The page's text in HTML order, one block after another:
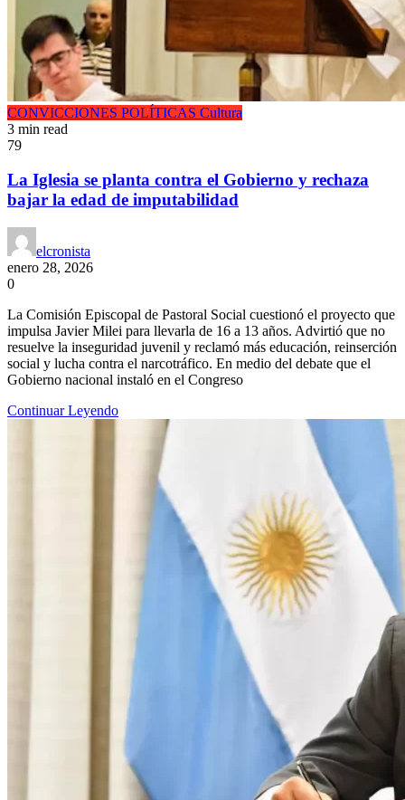
CONVICCIONES POLÍTICAS Cultura
3 min read
79
La Iglesia se planta contra el Gobierno y rechaza
bajar la edad de imputabilidad
elcronista
enero 28, 2026
0
La Comisión Episcopal de Pastoral Social cuestionó el proyecto que
impulsa Javier Milei para llevarla de 16 a 13 años. Advirtió que no
resuelve la inseguridad juvenil y reclamó más educación, reinserción
social y lucha contra el narcotráfico. En medio del debate que el
Gobierno nacional instaló en el Congreso
Continuar Leyendo